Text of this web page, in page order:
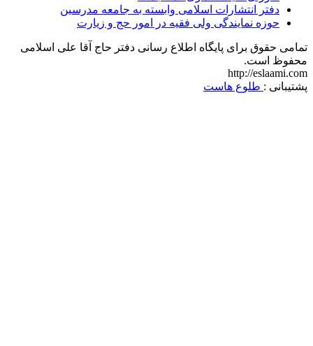
دفتر انتشارات اسلامی وابسته به جامعه مدرسین
حوزه نمایندگی ولی فقیه در امور حج و زیارت
تمامی حقوق برای پایگاه اطلاع رسانی دفتر حاج آقا علی اسلامی
محفوظ است.
http://eslaami.com
پشتیبانی : طلوع هاست